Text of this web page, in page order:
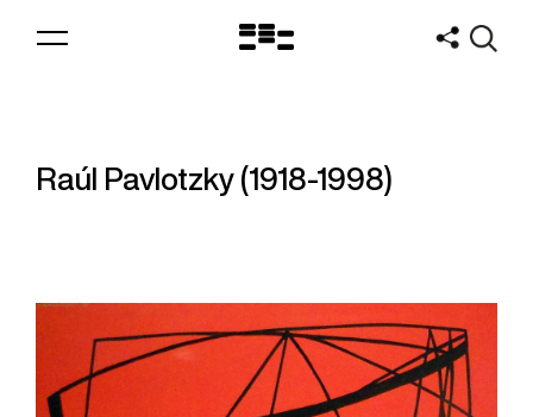
Logo
Raúl Pavlotzky (1918-1998)